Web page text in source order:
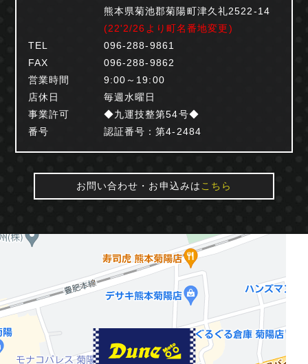
熊本県菊池郡菊陽町津久礼2522-14
(22'2/26より町名番地変更)
TEL
096-288-9861
FAX
096-288-9862
営業時間
9:00～19:00
店休日
毎週水曜日
事業許可
番号
◆九運技整第54号◆
認証番号：第4-2484
お問い合わせ・お申込みは こちら